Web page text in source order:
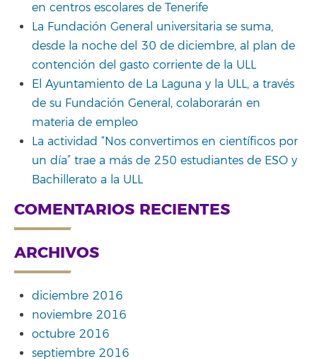
en centros escolares de Tenerife
La Fundación General universitaria se suma,
desde la noche del 30 de diciembre, al plan de
contención del gasto corriente de la ULL
El Ayuntamiento de La Laguna y la ULL, a través
de su Fundación General, colaborarán en
materia de empleo
La actividad “Nos convertimos en científicos por
un día” trae a más de 250 estudiantes de ESO y
Bachillerato a la ULL
COMENTARIOS RECIENTES
ARCHIVOS
diciembre 2016
noviembre 2016
octubre 2016
septiembre 2016